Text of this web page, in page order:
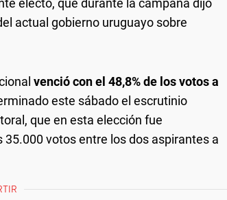
electo, que durante la campaña dijo
actual gobierno uruguayo sobre
venció con el 48,8% de los votos a
este sábado el escrutinio
que en esta elección fue
votos entre los dos aspirantes a